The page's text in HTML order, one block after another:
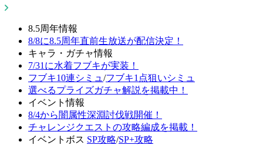
8.5周年情報
8/8に8.5周年直前生放送が配信決定！
キャラ・ガチャ情報
7/31に水着フブキが実装！
フブキ10連シミュ /フブキ1点狙いシミュ
選べるプライズガチャ解説を掲載中！
イベント情報
8/4から闇属性深淵討伐戦開催！
チャレンジクエストの攻略編成を掲載！
イベントボス SP攻略/SP+攻略